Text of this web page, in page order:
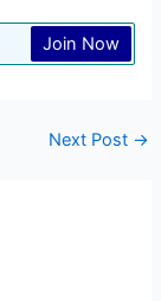
Join Now
Next Post →